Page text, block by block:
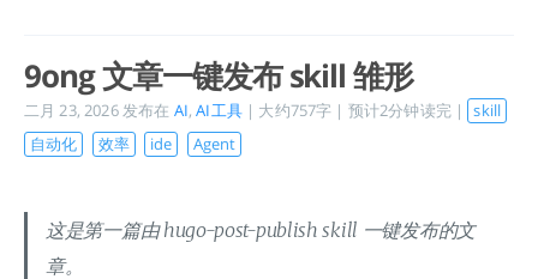
9ong 文章一键发布 skill 雏形
二月 23, 2026 发布在 AI,AI工具 | 大约757字 | 预计2分钟读完 |
skill
自动化
效率 ide Agent
这是第一篇由 hugo-post-publish skill 一键发布的文
章。